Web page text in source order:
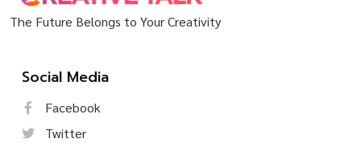
The Future Belongs to Your Creativity
Social Media
Facebook
Twitter